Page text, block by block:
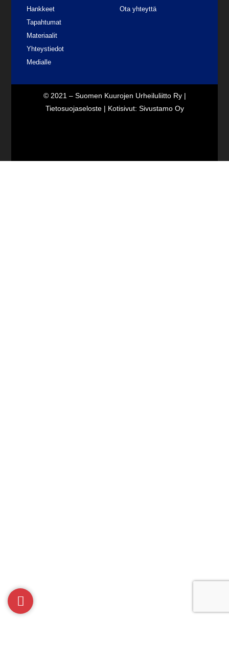
Hankkeet
Tapahtumat
Materiaalit
Yhteystiedot
Medialle
Ota yhteyttä
© 2021 – Suomen Kuurojen Urheiluliitto Ry |
Tietosuojaseloste| Kotisivut: Sivustamo Oy